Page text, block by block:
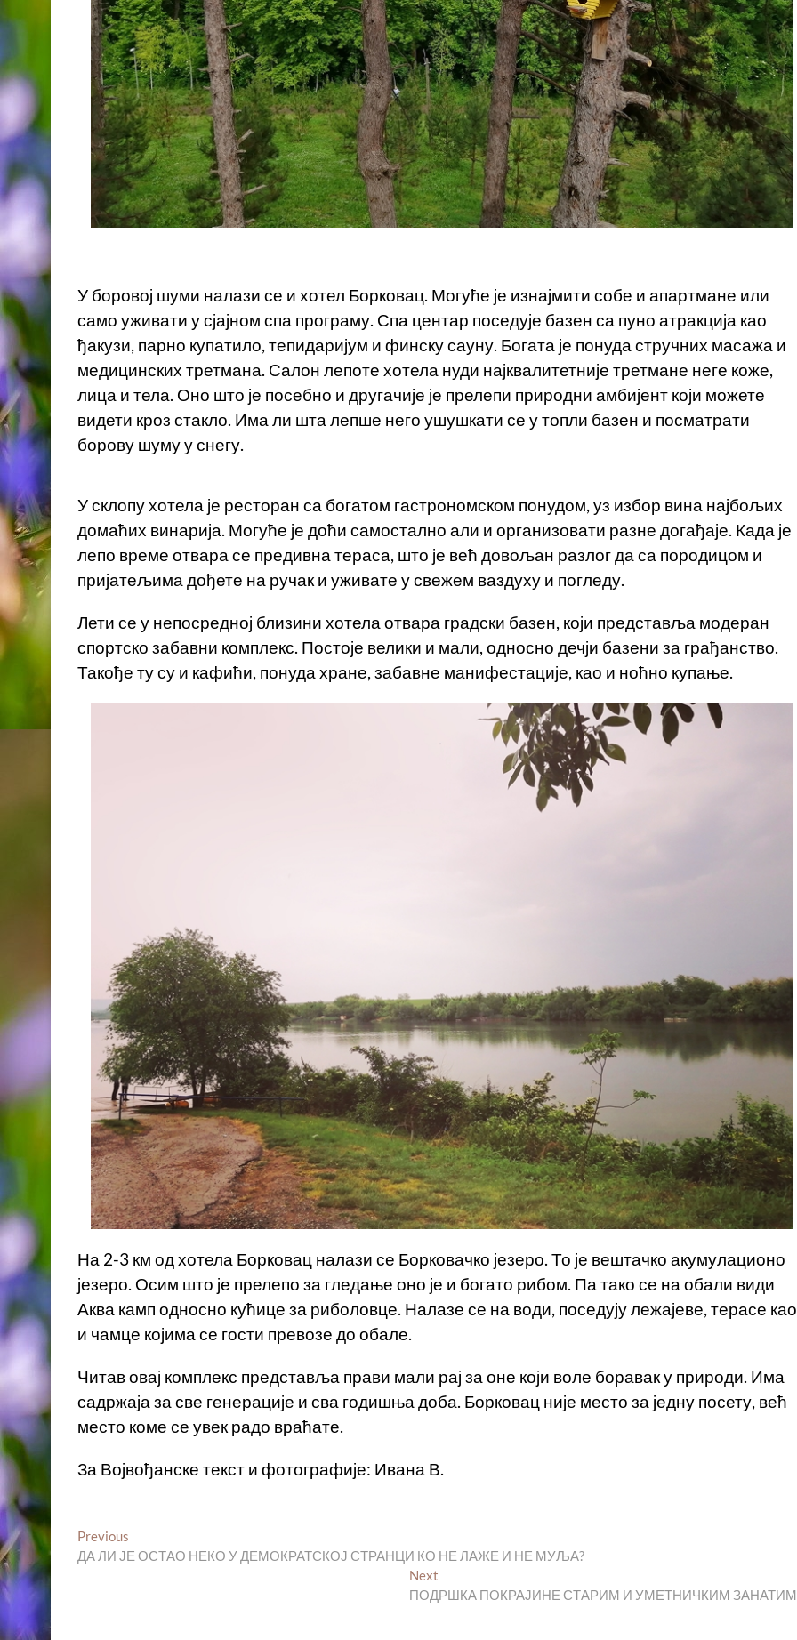
У боровој шуми налази се и хотел Борковац. Могуће је изнајмити собе и апартмане или
само уживати у сјајном спа програму. Спа центар поседује базен са пуно атракција као
ђакузи, парно купатило, тепидаријум и финску сауну. Богата је понуда стручних масажа и
медицинских третмана. Салон лепоте хотела нуди најквалитетније третмане неге коже,
лица и тела. Оно што је посебно и другачије је прелепи природни амбијент који можете
видети кроз стакло. Има ли шта лепше него ушушкати се у топли базен и посматрати
борову шуму у снегу.
У склопу хотела је ресторан са богатом гастрономском понудом, уз избор вина најбољих
домаћих винарија. Могуће је доћи самостално али и организовати разне догађаје. Када је
лепо време отвара се предивна тераса, што је већ довољан разлог да са породицом и
пријатељима дођете на ручак и уживате у свежем ваздуху и погледу.
Лети се у непосредној близини хотела отвара градски базен, који представља модеран
спортско забавни комплекс. Постоје велики и мали, односно дечји базени за грађанство.
Такође ту су и кафићи, понуда хране, забавне манифестације, као и ноћно купање.
На 2-3 км од хотела Борковац налази се Борковачко језеро. То је вештачко акумулационо
језеро. Осим што је прелепо за гледање оно је и богато рибом. Па тако се на обали види
Аква камп односно кућице за риболовце. Налазе се на води, поседују лежајеве, терасе као
и чамце којима се гости превозе до обале.
Читав овај комплекс представља прави мали рај за оне који воле боравак у природи. Има
садржаја за све генерације и сва годишња доба. Борковац није место за једну посету, већ
место коме се увек радо враћате.
За Војвођанске текст и фотографије: Ивана В.
Кретање
чланка
Previous
post:
ДА ЛИ ЈЕ ОСТАО НЕКО У ДЕМОКРАТСКОЈ СТРАНЦИ КО НЕ ЛАЖЕ И НЕ МУЉА?
Next
post:
ПОДРШКА ПОКРАЈИНЕ СТАРИМ И УМЕТНИЧКИМ